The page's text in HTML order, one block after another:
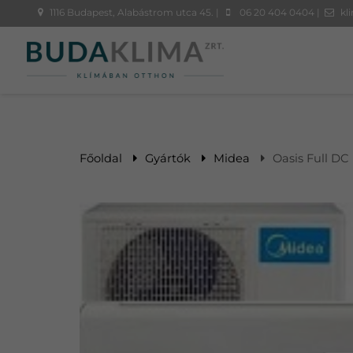
1116 Budapest, Alabástrom utca 45. | 06 20 404 0404 |
Főoldal Gyártók Midea Oasis Full